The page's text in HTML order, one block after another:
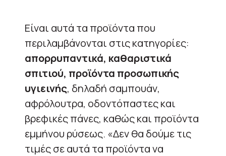
Είναι αυτά τα προϊόντα που
περιλαμβάνονται στις κατηγορίες:
απορρυπαντικά, καθαριστικά
σπιτιού, προϊόντα προσωπικής
υγιεινής, δηλαδή σαμπουάν,
αφρόλουτρα, οδοντόπαστες και
βρεφικές πάνες, καθώς και προϊόντα
εμμήνου ρύσεως. «Δεν θα δούμε τις
τιμές σε αυτά τα προϊόντα να